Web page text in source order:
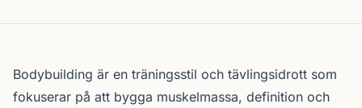
Bodybuilding är en träningsstil och tävlingsidrott som
fokuserar på att bygga muskelmassa, definition och